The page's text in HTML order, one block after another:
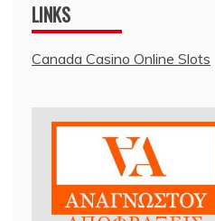
LINKS
Canada Casino Online Slots